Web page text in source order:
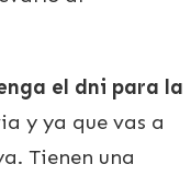
el dni para la
y ya que vas a
Tienen una